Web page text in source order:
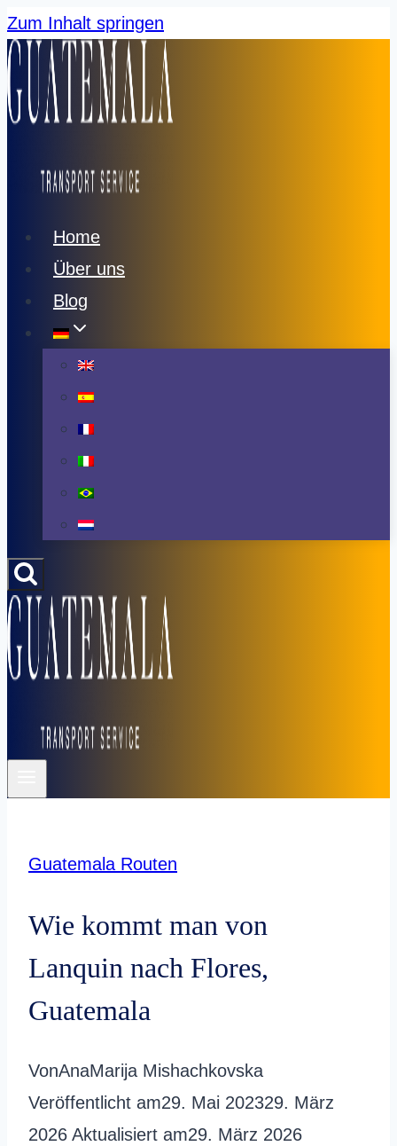
Zum Inhalt springen
Home
Über uns
Blog
Guatemala Routen
Wie kommt man von
Lanquin nach Flores,
Guatemala
VonAnaMarija Mishachkovska
Veröffentlicht am29. Mai 202329. März
2026 Aktualisiert am29. März 2026